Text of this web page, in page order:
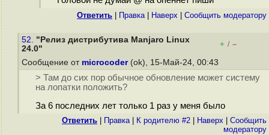
Ответить Правка| Наверх Cообщить модератору
52. "Релиз дистрибутива Manjaro Linux
24.0"
+ / –
Сообщение от microcoder(ok), 15-Май-24, 00:43
> Там до сих пор обычное обновление может систему
на лопатки положить?
За 6 последних лет только 1 раз у меня было
Ответить Правка| К родителю #2 Наверх
Cообщить
модератору